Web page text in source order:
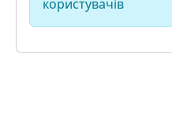
користувачів